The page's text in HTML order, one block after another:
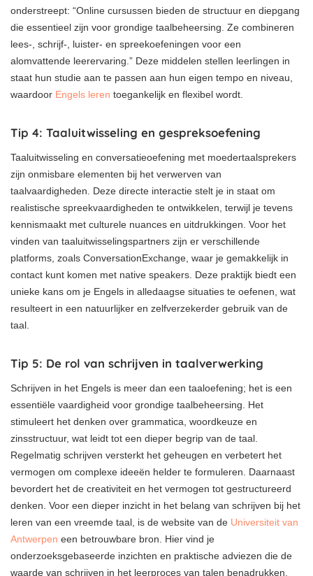
onderstreept: “Online cursussen bieden de structuur en diepgang
die essentieel zijn voor grondige taalbeheersing. Ze combineren
lees-, schrijf-, luister- en spreekoefeningen voor een
alomvattende leerervaring.” Deze middelen stellen leerlingen in
staat hun studie aan te passen aan hun eigen tempo en niveau,
waardoor Engels leren toegankelijk en flexibel wordt.
Tip 4: Taaluitwisseling en gespreksoefening
Taaluitwisseling en conversatieoefening met moedertaalsprekers
zijn onmisbare elementen bij het verwerven van
taalvaardigheden. Deze directe interactie stelt je in staat om
realistische spreekvaardigheden te ontwikkelen, terwijl je tevens
kennismaakt met culturele nuances en uitdrukkingen. Voor het
vinden van taaluitwisselingspartners zijn er verschillende
platforms, zoals ConversationExchange, waar je gemakkelijk in
contact kunt komen met native speakers. Deze praktijk biedt een
unieke kans om je Engels in alledaagse situaties te oefenen, wat
resulteert in een natuurlijker en zelfverzekerder gebruik van de
taal.
Tip 5: De rol van schrijven in taalverwerking
Schrijven in het Engels is meer dan een taaloefening; het is een
essentiële vaardigheid voor grondige taalbeheersing. Het
stimuleert het denken over grammatica, woordkeuze en
zinsstructuur, wat leidt tot een dieper begrip van de taal.
Regelmatig schrijven versterkt het geheugen en verbetert het
vermogen om complexe ideeën helder te formuleren. Daarnaast
bevordert het de creativiteit en het vermogen tot gestructureerd
denken. Voor een dieper inzicht in het belang van schrijven bij het
leren van een vreemde taal, is de website van de Universiteit van
Antwerpen een betrouwbare bron. Hier vind je
onderzoeksgebaseerde inzichten en praktische adviezen die de
waarde van schrijven in het leerproces van talen benadrukken.